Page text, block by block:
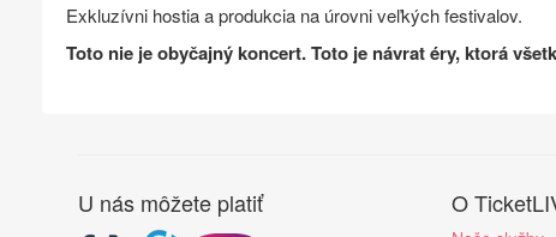
Exkluzívni hostia a produkcia na úrovni veľkých festivalov.
Toto nie je obyčajný koncert. Toto je návrat éry, ktorá
U nás môžete platiť O